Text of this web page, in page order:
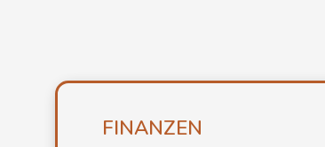
FINANZEN